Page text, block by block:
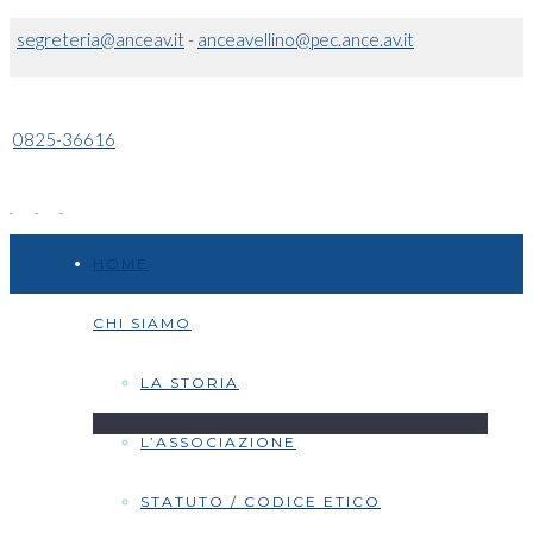
segreteria@anceav.it- anceavellino@pec.ance.av.it
0825-36616
CHI SIAMO
LA STORIA
L’ASSOCIAZIONE
STATUTO / CODICE ETICO